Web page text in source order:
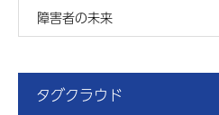
障害者の未来
タグクラウド